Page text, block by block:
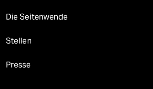
Die Seitenwende
Stellen
Presse